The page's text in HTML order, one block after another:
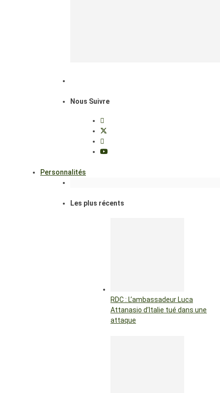
Nous Suivre
Personnalités
Les plus récents
RDC : L’ambassadeur Luca
Attanasio d’Italie tué dans une
attaque